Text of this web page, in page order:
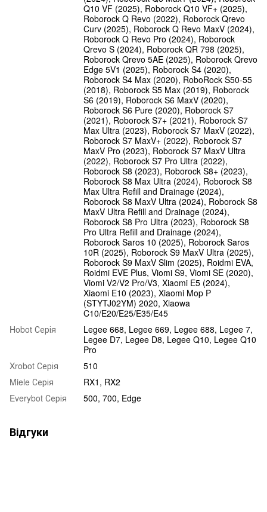
Q10 VF (2025), Roborock Q10 VF+ (2025),
Roborock Q Revo (2022), Roborock Qrevo
Curv (2025), Roborock Q Revo MaxV (2024),
Roborock Q Revo Pro (2024), Roborock
Qrevo S (2024), Roborock QR 798 (2025),
Roborock Qrevo 5AE (2025), Roborock Qrevo
Edge 5V1 (2025), Roborock S4 (2020),
Roborock S4 Max (2020), RoboRock S50-55
(2018), Roborock S5 Max (2019), Roborock
S6 (2019), Roborock S6 MaxV (2020),
Roborock S6 Pure (2020), Roborock S7
(2021), Roborock S7+ (2021), Roborock S7
Max Ultra (2023), Roborock S7 MaxV (2022),
Roborock S7 MaxV+ (2022), Roborock S7
MaxV Pro (2023), Roborock S7 MaxV Ultra
(2022), Roborock S7 Pro Ultra (2022),
Roborock S8 (2023), Roborock S8+ (2023),
Roborock S8 Max Ultra (2024), Roborock S8
Max Ultra Refill and Drainage (2024),
Roborock S8 MaxV Ultra (2024), Roborock S8
MaxV Ultra Refill and Drainage (2024),
Roborock S8 Pro Ultra (2023), Roborock S8
Pro Ultra Refill and Drainage (2024),
Roborock Saros 10 (2025), Roborock Saros
10R (2025), Roborock S9 MaxV Ultra (2025),
Roborock S9 MaxV Slim (2025), Roidmi EVA,
Roidmi EVE Plus, Viomi S9, Viomi SE (2020),
Viomi V2/V2 Pro/V3, Xiaomi E5 (2024),
Xiaomi E10 (2023), Xiaomi Mop P
(STYTJ02YM) 2020, Xiaowa
C10/E20/E25/E35/E45
Hobot Серія
Legee 668, Legee 669, Legee 688, Legee 7,
Legee D7, Legee D8, Legee Q10, Legee Q10
Pro
Xrobot Серія
510
Miele Серія
RX1, RX2
Everybot Серія
500, 700, Edge
Відгуки